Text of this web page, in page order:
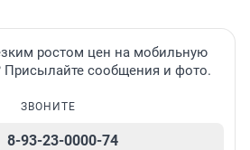
ростом цен на мобильную
Присылайте сообщения и фото.
ЗВОНИТЕ
8-93-23-0000-74